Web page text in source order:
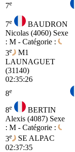
7e
7e
BAUDRON
Nicolas (4060) Sexe
: M - Catégorie :
3e
M1
LAUNAGUET
(31140)
02:35:26
8e
8e
BERTIN
Alexis (4087) Sexe
: M - Catégorie :
3e SE ALPAC
02:37:35